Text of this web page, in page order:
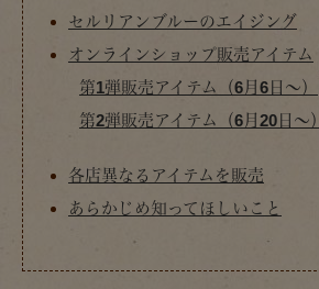
セルリアンブルーのエイジング
オンラインショップ販売アイテム
第1弾販売アイテム（6月6日～）
第2弾販売アイテム（6月20日～）
各店異なるアイテムを販売
あらかじめ知ってほしいこと